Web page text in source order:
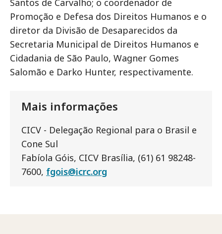
Santos de Carvalho; o coordenador de
Promoção e Defesa dos Direitos Humanos e o
diretor da Divisão de Desaparecidos da
Secretaria Municipal de Direitos Humanos e
Cidadania de São Paulo, Wagner Gomes
Salomão e Darko Hunter, respectivamente.
Mais informações
CICV - Delegação Regional para o Brasil e
Cone Sul
Fabíola Góis, CICV Brasília, (61) 61 98248-
7600, fgois@icrc.org